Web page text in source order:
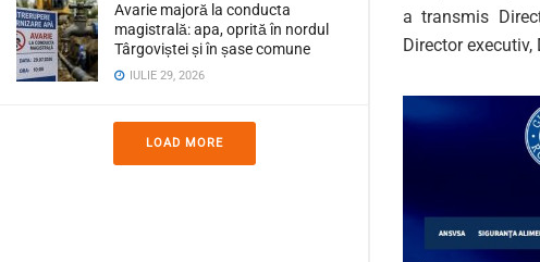
Avarie majoră la conducta
magistrală: apa, oprită în nordul
Târgoviștei și în șase comune
IULIE 29, 2026
LOAD MORE
a transmis
Director executiv,